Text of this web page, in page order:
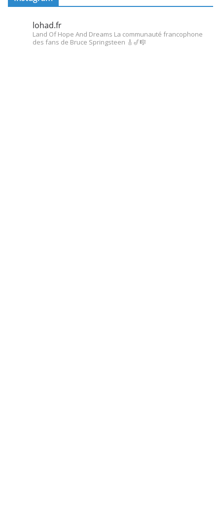
lohad.fr
Land Of Hope And Dreams La communauté francophone
des fans de Bruce Springsteen 🎸🎷🎼